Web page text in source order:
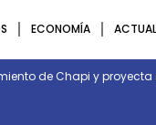
ECONOMÍA
de Chapi y